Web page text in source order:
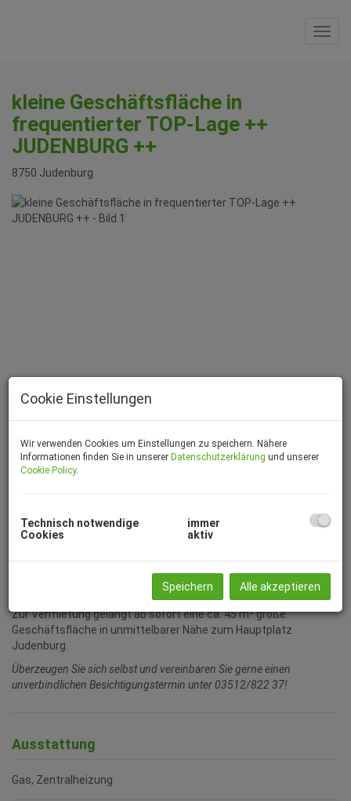
kleine Geschäftsfläche in
frequentierter TOP-Lage ++
JUDENBURG ++
8750 Judenburg
Zur Vermietung gelangt ab sofort eine ca. 45 m² große
Geschäftsfläche in unmittelbarer Nähe zum Hauptplatz
Judenburg.
Überzeugen Sie sich selbst und vereinbaren Sie gerne einen
unverbindlichen Besichtigungstermin unter 03512/822 37!
Ausstattung
Gas Zentralheizung
Cookie Einstellungen
Wir verwenden Cookies um Einstellungen zu speichern. Nähere
Informationen finden Sie in unserer Datenschutzerklärung und unserer
Cookie Policy.
Technisch notwendige
Cookies
immer
aktiv
Speichern Alle akzeptieren